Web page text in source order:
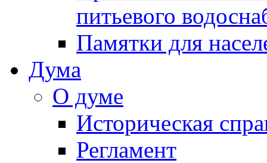
питьевого
Памятки для
Дума
О думе
Историческая
Регламент